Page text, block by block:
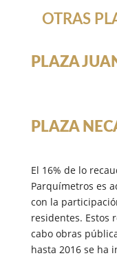
OTRAS
PLAZA
PLAZA
El 16% de lo
Parquímetros es
con la
residentes. Estos
cabo obras
hasta 2016 se ha